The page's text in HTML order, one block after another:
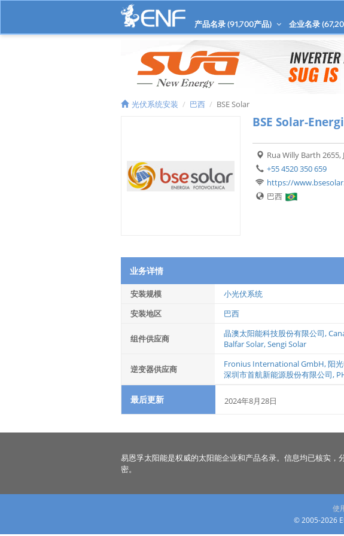
产品名录 (91,700产品) 企业名录 (
光伏系统安装 巴西 BSE Solar
BSE Solar-
Rua Willy Barth 2655,
+55 4520 350 659
https://
巴西
业务详情
安装规模
小光伏系统
安装地区
巴西
组件供应商 晶澳太阳能科技股份有限公司,
Balfar Solar,Sengi Solar
逆变器供应商 Fronius International GmbH,阳
深圳市首航新能源股份有限公司,
最后更新 2024年8月28日
易恩孚太阳能是权威的太阳能企业和产品名录。信息均已核实，
密。
使
© 2005-2026